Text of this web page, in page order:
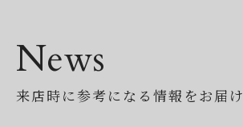
来店時に参考になる情報をお届け
News